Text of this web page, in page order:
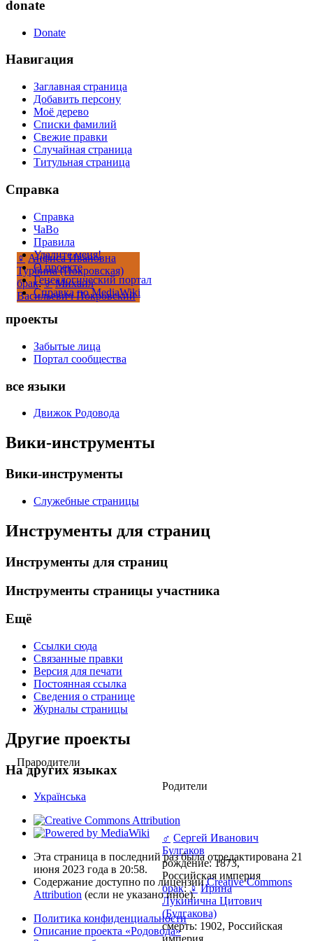
♀ Анфиса Ивановна
Турбина (Покровская)
брак:♂ Михаил
Васильевич Покровский
Прародители
Родители
♂ Сергей Иванович
Булгаков
рождение: 1873,
Российская империя
брак:♀ Ирина
Лукинична Цитович
(Булгакова)
смерть: 1902, Российская
donate
Donate
Навигация
Заглавная страница
Добавить персону
Моё дерево
Списки фамилий
Свежие правки
Случайная страница
Титульная страница
Справка
Справка
ЧаВо
Правила
Удалите меня!
О проекте
Генеалогический портал
Справка по MediaWiki
проекты
Забытые лица
Портал сообщества
все языки
Движок Родовода
Вики-инструменты
Вики-инструменты
Служебные страницы
Инструменты для страниц
Инструменты для страниц
Инструменты страницы участника
Ещё
Ссылки сюда
Связанные правки
Версия для печати
Постоянная ссылка
Сведения о странице
Журналы страницы
Другие проекты
На других языках
Українська
Эта страница в последний раз была отредактирована 21
июня 2023 года в 20:58.
Содержание доступно по лицензииCreative Commons
Attribution (если не указано иное).
Политика конфиденциальности
Описание проекта «Родовода»